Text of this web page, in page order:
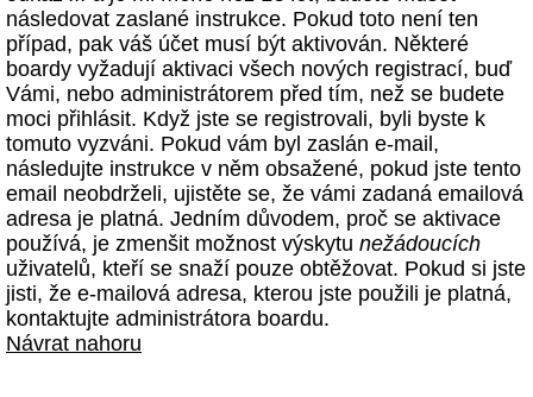
následovat zaslané instrukce. Pokud toto není ten
případ, pak váš účet musí být aktivován. Některé
boardy vyžadují aktivaci všech nových registrací, buď
Vámi, nebo administrátorem před tím, než se budete
moci přihlásit. Když jste se registrovali, byli byste k
tomuto vyzváni. Pokud vám byl zaslán e-mail,
následujte instrukce v něm obsažené, pokud jste tento
email neobdrželi, ujistěte se, že vámi zadaná emailová
adresa je platná. Jedním důvodem, proč se aktivace
používá, je zmenšit možnost výskytu nežádoucích
uživatelů, kteří se snaží pouze obtěžovat. Pokud si jste
jisti, že e-mailová adresa, kterou jste použili je platná,
kontaktujte administrátora boardu.
Návrat nahoru